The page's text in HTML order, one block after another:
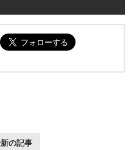
の記事